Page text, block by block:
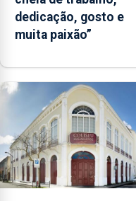
dedicação, gosto e
muita paixão”